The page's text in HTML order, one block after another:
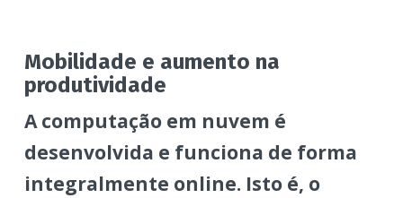
Mobilidade e aumento na
produtividade
A computação em nuvem é
desenvolvida e funciona de forma
integralmente online. Isto é, o